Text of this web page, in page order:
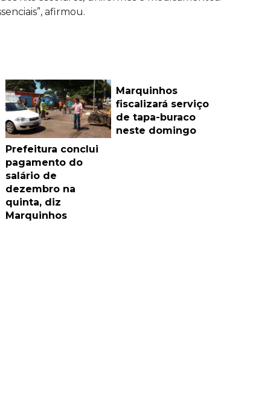
afirmou.
Prefeitura conclui
pagamento do
salário de
dezembro na
quinta, diz
Marquinhos
Marquinhos
fiscalizará serviço
de tapa-buraco
neste domingo